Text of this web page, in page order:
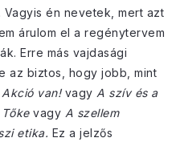
Vagyis én nevetek, mert azt
árulom el a regénytervem
Erre más vajdasági
az biztos, hogy jobb, mint
Akció van! vagy A szív és a
Tőke vagy A szellem
etika. Ez a jelzős